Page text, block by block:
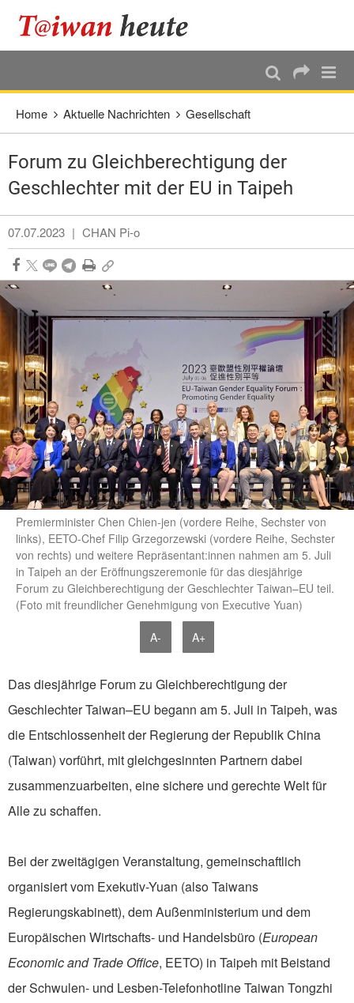
Direkt weiter zum Haupt-Inhalt
Home Aktuelle Nachrichten Gesellschaft
Forum zu Gleichberechtigung der
Geschlechter mit der EU in Taipeh
07.07.2023 | CHAN Pi-o
Premierminister Chen Chien-jen (vordere Reihe, Sechster von
links), EETO-Chef Filip Grzegorzewski (vordere Reihe, Sechster
von rechts) und weitere Repräsentant:innen nahmen am 5. Juli
in Taipeh an der Eröffnungszeremonie für das diesjährige
Forum zu Gleichberechtigung der Geschlechter Taiwan–EU teil.
(Foto mit freundlicher Genehmigung von Executive Yuan)
A- A+
Das diesjährige Forum zu Gleichberechtigung der
Geschlechter Taiwan–EU begann am 5. Juli in Taipeh, was
die Entschlossenheit der Regierung der Republik China
(Taiwan) vorführt, mit gleichgesinnten Partnern dabei
zusammenzuarbeiten, eine sichere und gerechte Welt für
Alle zu schaffen.
Bei der zweitägigen Veranstaltung, gemeinschaftlich
organisiert vom Exekutiv-Yuan (also Taiwans
Regierungskabinett), dem Außenministerium und dem
Europäischen Wirtschafts- und Handelsbüro (European
Economic and Trade Office, EETO) in Taipeh mit Beistand
der Schwulen- und Lesben-Telefonhotline Taiwan Tongzhi